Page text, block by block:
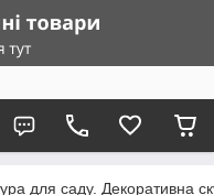
для саду. Декоративна